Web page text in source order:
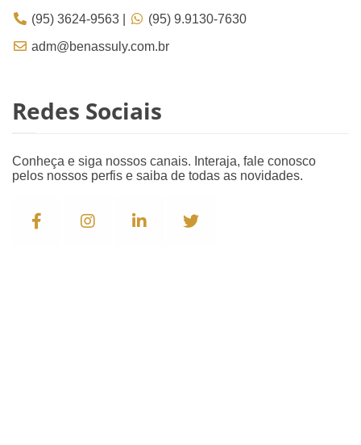
(95) 3624-9563 |
(95) 9.9130-7630
adm@benassuly.com.br
Redes Sociais
Conheça e siga nossos canais. Interaja, fale conosco
pelos nossos perfis e saiba de todas as novidades.